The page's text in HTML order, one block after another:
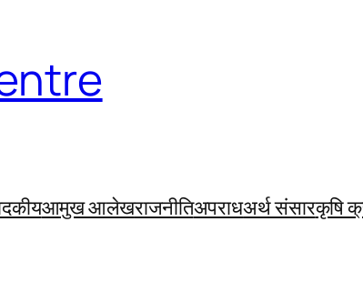
आमुख आलेखराजनीतिअपराधअर्थ संसारकृषि